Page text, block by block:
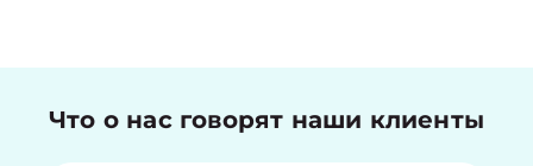
Что о нас говорят наши клиенты